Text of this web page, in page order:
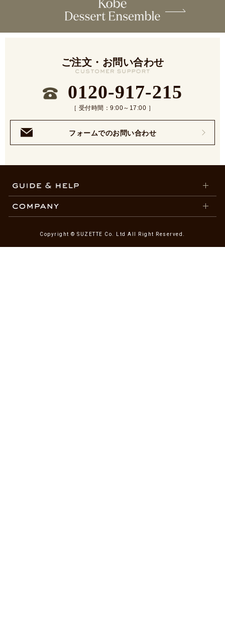
ご注文・お問い合わせ
0120-917-215
［ 受付時間：9:00～17:00 ］
フォームでのお問い合わせ
Copyright © SUZETTE Co. Ltd All Right Reserved.